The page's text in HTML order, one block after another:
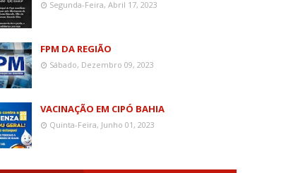
Segunda-Feira, Abril 17, 2023
FPM DA REGIÃO
Sábado, Dezembro 09, 2023
VACINAÇÃO EM CIPÓ BAHIA
Quinta-Feira, Junho 01, 2023